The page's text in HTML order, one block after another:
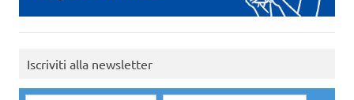
Iscriviti alla newsletter